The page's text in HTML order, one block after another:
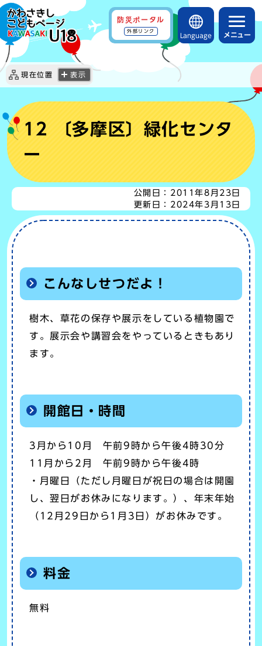
防災ポータル
外部リンク
Language メニュー
現在位置 表示
12 〔多摩区〕緑化センタ
ー
公開日： 2011年8月23日
更新日： 2024年3月13日
こんなしせつだよ！
樹木、草花の保存や展示をしている植物園で
す。展示会や講習会をやっているときもあり
ます。
開館日・時間
3月から10月 午前9時から午後4時30分
11月から2月 午前9時から午後4時
・月曜日（ただし月曜日が祝日の場合は開園
し、翌日がお休みになります。）、年末年始
（12月29日から1月3日）がお休みです。
料金
無料